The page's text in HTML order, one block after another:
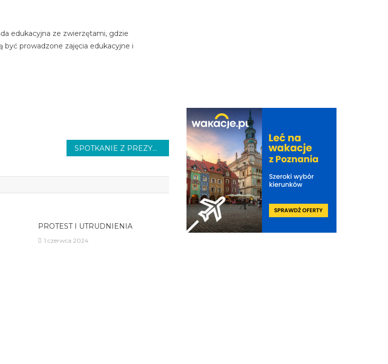
edukacyjna ze zwierzętami, gdzie
być prowadzone zajęcia edukacyjne i
SPOTKANIE Z PREZYDENTEM
PROTEST I UTRUDNIENIA
1 czerwca 2024